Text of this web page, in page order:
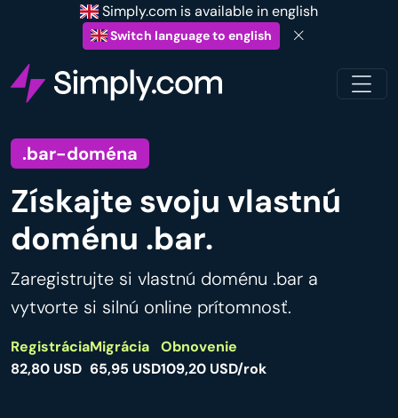
Simply.com is available in english
Switch language to english
.bar-doména
Získajte svoju vlastnú
doménu .bar.
Zaregistrujte si vlastnú doménu .bar a
vytvorte si silnú online prítomnosť.
Registrácia
82,80 USD
Migrácia
65,95 USD
Obnovenie
109,20 USD/rok